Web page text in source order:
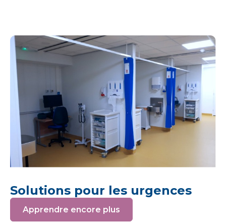
Solutions pour les urgences
Apprendre encore plus